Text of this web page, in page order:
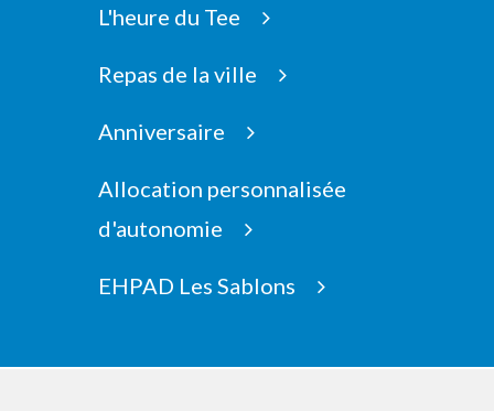
L'heure du Tee
Repas de la ville
Anniversaire
Allocation personnalisée
d'autonomie
EHPAD Les Sablons